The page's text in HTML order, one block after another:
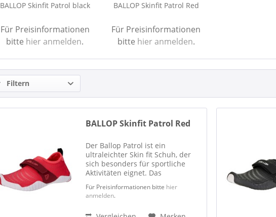
BALLOP Skinfit Patrol black
Für Preisinformationen
bitte hier anmelden.
BALLOP Skinfit Patrol Red
Für Preisinformationen
bitte hier anmelden.
Filtern
BALLOP Skinfit Patrol Red
Der Ballop Patrol ist ein
ultraleichter Skin fit Schuh, der
sich besonders für sportliche
Aktivitäten eignet. Das
Richtungen dehnbar und passt
sich dem Fuß an, ohne ihm
Für Preisinformationen bitte hier
anmelden.